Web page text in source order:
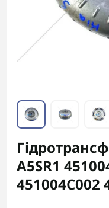
A5SR1
451004C002